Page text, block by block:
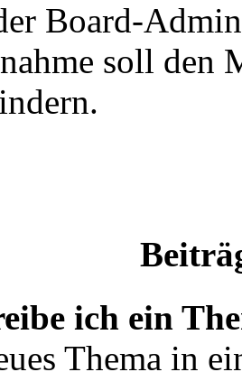
Board-
soll den
ich ein
Thema in